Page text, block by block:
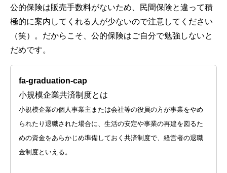
公的保険は販売手数料がないため、民間保険と違って積
極的に案内してくれる人が少ないので注意してください
（笑）。だからこそ、公的保険はご自分で勉強しないと
だめです。
fa-graduation-cap
小規模企業共済制度とは
小規模企業の個人事業主または会社等の役員の方が事業をやめ
られたり退職された場合に、生活の安定や事業の再建を図るた
めの資金をあらかじめ準備しておく共済制度で、経営者の退職
金制度といえる。